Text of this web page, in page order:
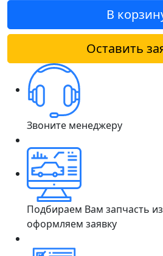
В
Оставить
Звоните менеджеру
Подбираем Вам запчасть
оформляем заявку